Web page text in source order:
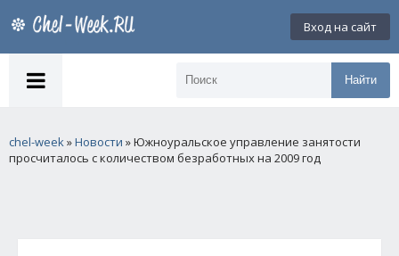
Вход на сайт
Найти
chel-week»Новости » Южноуральское управление занятости
просчиталось с количеством безработных на 2009 год